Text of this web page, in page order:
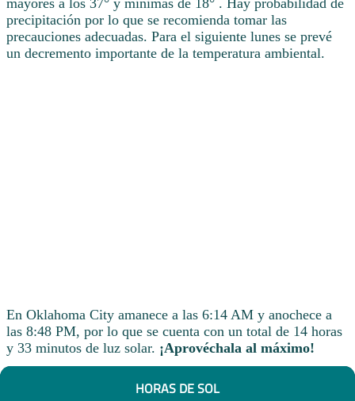
precipitación por lo que se recomienda tomar las
precauciones adecuadas. Para el siguiente lunes se prevé
un decremento importante de la temperatura ambiental.
En Oklahoma City amanece a las 6:14 AM y anochece a
las 8:48 PM, por lo que se cuenta con un total de 14 horas
y 33 minutos de luz solar. ¡Aprovéchala al máximo!
HORAS DE SOL